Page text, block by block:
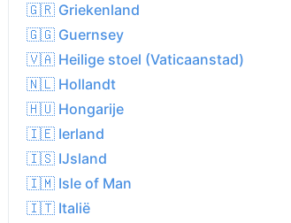
🇬🇷 Griekenland
🇬🇬 Guernsey
🇻🇦 Heilige stoel (Vaticaanstad)
🇳🇱 Hollandt
🇭🇺 Hongarije
🇮🇪 Ierland
🇮🇸 IJsland
🇮🇲 Isle of Man
🇮🇹 Italië